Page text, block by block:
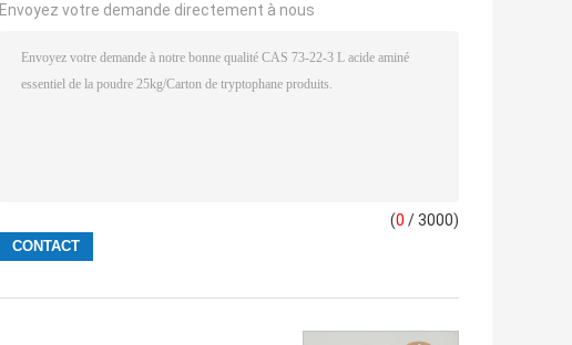
Envoyez votre demande directement à nous
(0 / 3000)